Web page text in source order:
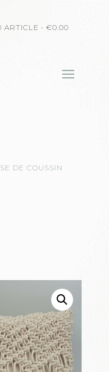
ARTICLE €0.00
DE COUSSIN